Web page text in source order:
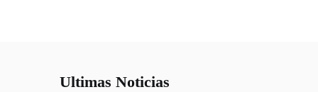
Ultimas Noticias